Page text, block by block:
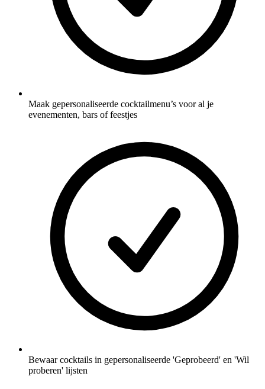
Maak gepersonaliseerde cocktailmenu’s voor al je
evenementen, bars of feestjes
Bewaar cocktails in gepersonaliseerde 'Geprobeerd' en 'Wil
proberen' lijsten